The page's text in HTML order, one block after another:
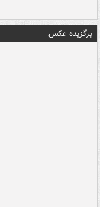
برگزیده عکس